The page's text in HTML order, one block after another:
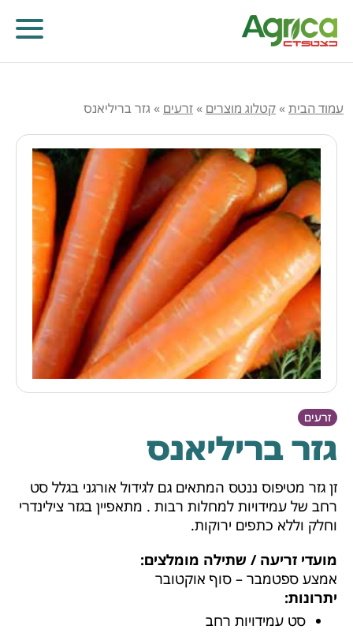
קוטלי עשבים
קוטלי מחלות
קוטלי חרקים
מווסתי צמיחה
דישון עלוותי וביוסטימולנטים
זרעים
שונות
עמוד הבית»קטלוג מוצרים »זרעים » גזר בריליאנס
זרעים
גזר בריליאנס
זן גזר מטיפוס ננטס המתאים גם לגידול אורגני בגלל סט
רחב של עמידויות למחלות רבות . מתאפיין בגזר צילינדרי
וחלק וללא כתפים ירוקות.
מועדי זריעה / שתילה מומלצים:
אמצע ספטמבר – סוף אוקטובר
יתרונות:
סט עמידויות רחב